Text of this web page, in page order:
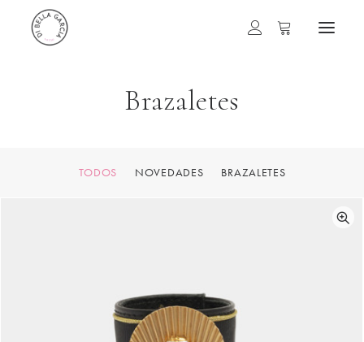
Brazaletes
TODOS NOVEDADES BRAZALETES